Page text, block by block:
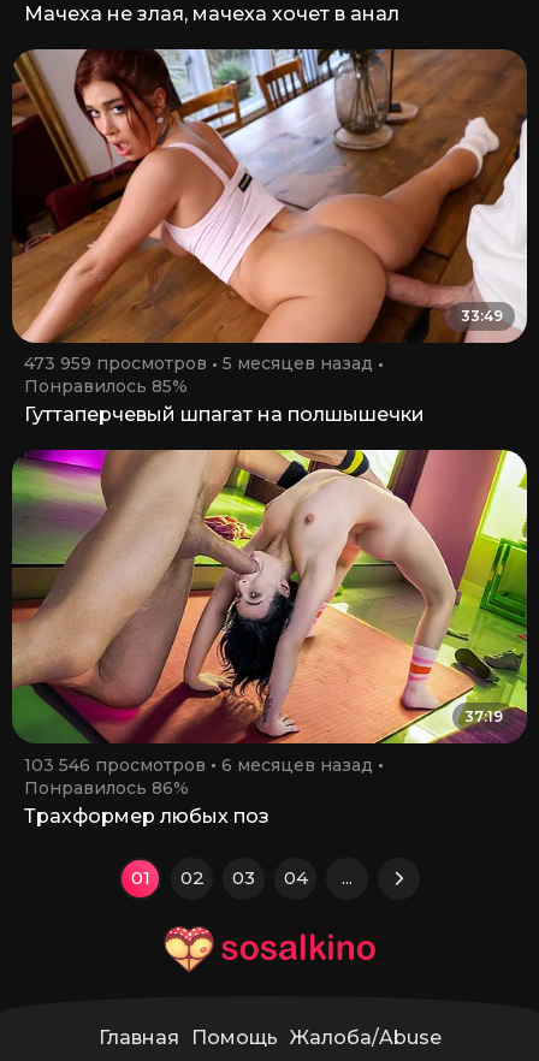
Мачеха не злая, мачеха хочет в анал
33:49
473 959 просмотров
5 месяцев назад
Понравилось 85%
Гуттаперчевый шпагат на полшышечки
37:19
103 546 просмотров
6 месяцев назад
Понравилось 86%
Трахформер любых поз
01 02 03 04 ...
Главная Помощь Жалоба/Abuse